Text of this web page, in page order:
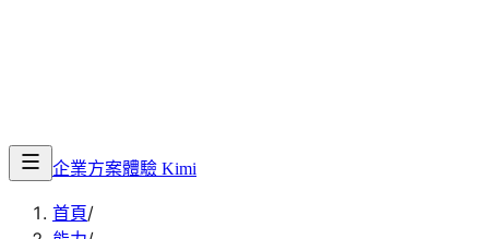
企業方案體驗 Kimi
首頁/